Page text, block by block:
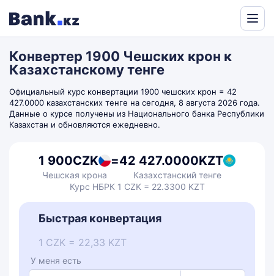
by
Translate
Конвертер 1900 Чешских крон к
Казахстанскому тенге
Официальный курс конвертации 1900 чешских крон = 42
427.0000 казахстанских тенге на сегодня, 8 августа 2026 года.
Данные о курсе получены из Национального банка Республики
Казахстан и обновляются ежедневно.
1 900CZK
Чешская крона
=42 427.0000KZT
Казахстанский тенге
Курс НБРК 1 CZK = 22.3300 KZT
Быстрая конвертация
1 CZK = 22,33 KZT
У меня есть